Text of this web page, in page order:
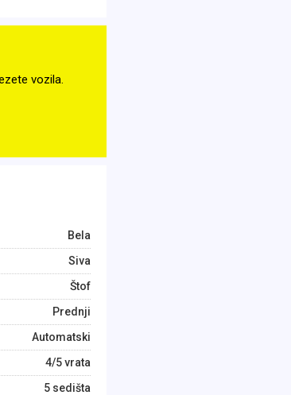
vozila.
Bela
Siva
Štof
Prednji
Automatski
4/5 vrata
5 sedišta